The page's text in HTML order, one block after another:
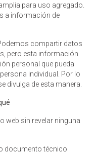
para uso agregado.
a información de
compartir datos
pero esta información
personal que pueda
individual. Por lo
divulga de esta manera.
web sin revelar ninguna
documento técnico